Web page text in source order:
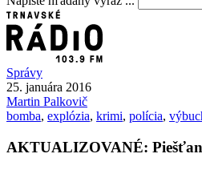
Správy
25. januára 2016
Martin Palkovič
bomba, explózia, krimi, polícia,
AKTUALIZOVANÉ: